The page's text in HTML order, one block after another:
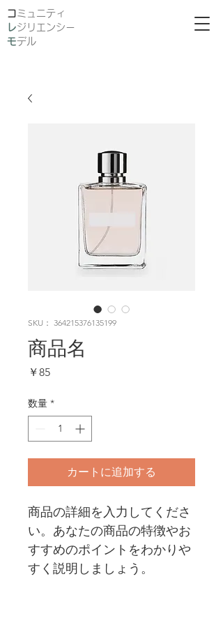
​ミュニティ
レジリエンシー
モデル
SKU： 364215376135199
商品名
￥85価
数量 *
カートに追加する
商品の詳細を入力してくださ
い。あなたの商品の特徴やお
すすめのポイントをわかりや
すく説明しましょう。